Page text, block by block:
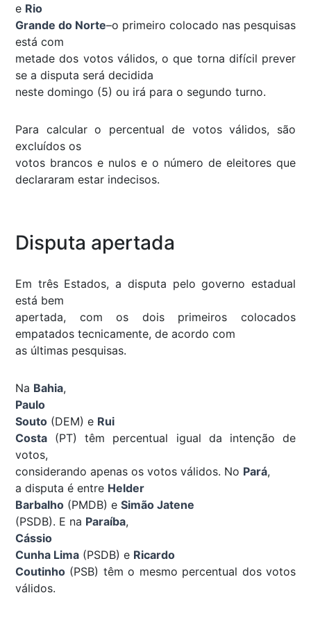
e Rio
Grande do Norte–o primeiro colocado nas pesquisas
está com
metade dos votos válidos, o que torna difícil prever
se a disputa será decidida
neste domingo (5) ou irá para o segundo turno.
Para calcular o percentual de votos válidos, são
excluídos os
votos brancos e nulos e o número de eleitores que
declararam estar indecisos.
Disputa apertada
Em três Estados, a disputa pelo governo estadual
está bem
apertada, com os dois primeiros colocados
empatados tecnicamente, de acordo com
as últimas pesquisas.
Na Bahia,
Paulo
Souto (DEM) e Rui
Costa (PT) têm percentual igual da intenção de
votos,
considerando apenas os votos válidos. No Pará,
a disputa é entre Helder
Barbalho (PMDB) e Simão Jatene
(PSDB). E na Paraíba,
Cássio
Cunha Lima (PSDB) e Ricardo
Coutinho (PSB) têm o mesmo percentual dos votos
válidos.